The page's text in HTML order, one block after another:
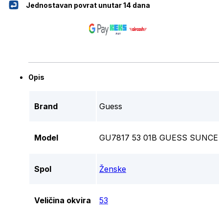
Jednostavan povrat unutar 14 dana
Opis
Brand Guess
Model GU7817 53 01B GUESS SUNCE
Spol Ženske
Veličina okvira 53